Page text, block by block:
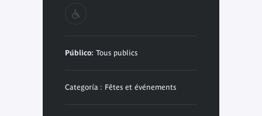
Público: Tous publics
Categoría : Fêtes et événements